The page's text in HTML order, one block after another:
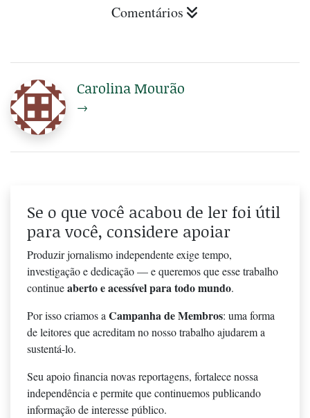
Comentários
Carolina Mourão
→
Se o que você acabou de ler foi útil
para você, considere apoiar
Produzir jornalismo independente exige tempo,
investigação e dedicação — e queremos que esse trabalho
continueaberto e acessível para todo mundo.
Por isso criamos aCampanha de Membros: uma forma
de leitores que acreditam no nosso trabalho ajudarem a
sustentá-lo.
Seu apoio financia novas reportagens, fortalece nossa
independência e permite que continuemos publicando
informação de interesse público.